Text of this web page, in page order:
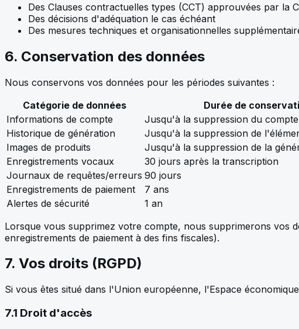
Des Clauses contractuelles types (CCT) approuvées par la
Des décisions d'adéquation le cas échéant
Des mesures techniques et organisationnelles
6. Conservation des données
Nous conservons vos données pour les périodes suivantes :
Catégorie de données
Durée de
Informations de compte
Jusqu'à la suppression du compte
Historique de génération
Jusqu'à la suppression de
Images de produits
Jusqu'à la suppression de la
Enregistrements vocaux
30 jours après la transcription
Journaux de requêtes/erreurs 90 jours
Enregistrements de paiement
7 ans
Alertes de sécurité
1 an
Lorsque vous supprimez votre compte, nous supprimerons vos
enregistrements de paiement à des fins fiscales).
7. Vos droits (RGPD)
Si vous êtes situé dans l'Union européenne, l'Espace
7.1 Droit d'accès